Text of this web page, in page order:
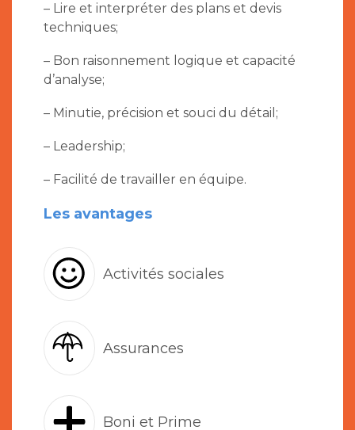
– Lire et interpréter des plans et devis
techniques;
– Bon raisonnement logique et capacité
d’analyse;
– Minutie, précision et souci du détail;
– Leadership;
– Facilité de travailler en équipe.
Les avantages
Activités sociales
Assurances
Boni et Prime